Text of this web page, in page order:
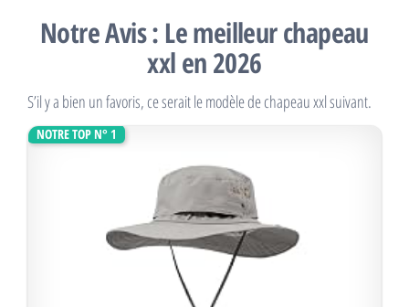
Notre Avis : Le meilleur chapeau
xxl en 2026
S’il y a bien un favoris, ce serait le modèle de chapeau xxl suivant.
NOTRE TOP N° 1